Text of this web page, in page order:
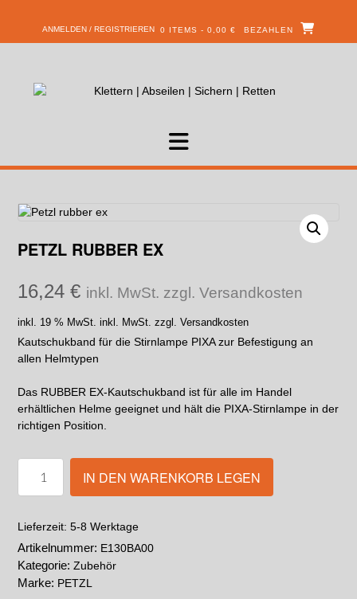
ANMELDEN / REGISTRIEREN 0 ITEMS - 0,00 € BEZAHLEN
PETZL RUBBER EX
16,24 € inkl. MwSt. zzgl. Versandkosten
inkl. 19 % MwSt. inkl. MwSt. zzgl. Versandkosten
Kautschukband für die Stirnlampe PIXA zur Befestigung an
allen Helmtypen
Das RUBBER EX-Kautschukband ist für alle im Handel
erhältlichen Helme geeignet und hält die PIXA-Stirnlampe in der
richtigen Position.
IN DEN WARENKORB LEGEN
Lieferzeit: 5-8 Werktage
Artikelnummer: E130BA00
Kategorie: Zubehör
Marke: PETZL